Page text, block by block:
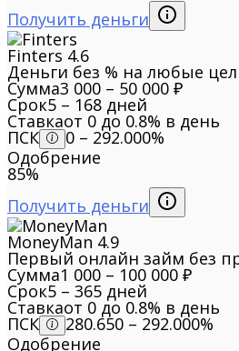
Получить деньги
Finters 4.6
Деньги без % на любые
Сумма3 000 – 50 000 ₽
Срок5 – 168 дней
Ставкаот 0 до 0.8% в день
ПСК
0 – 292.000%
Одобрение
85%
Получить деньги
MoneyMan 4.9
Первый онлайн займ без
Сумма1 000 – 100 000 ₽
Срок5 – 365 дней
Ставкаот 0 до 0.8% в день
ПСК
280.650 – 292.000%
Одобрение